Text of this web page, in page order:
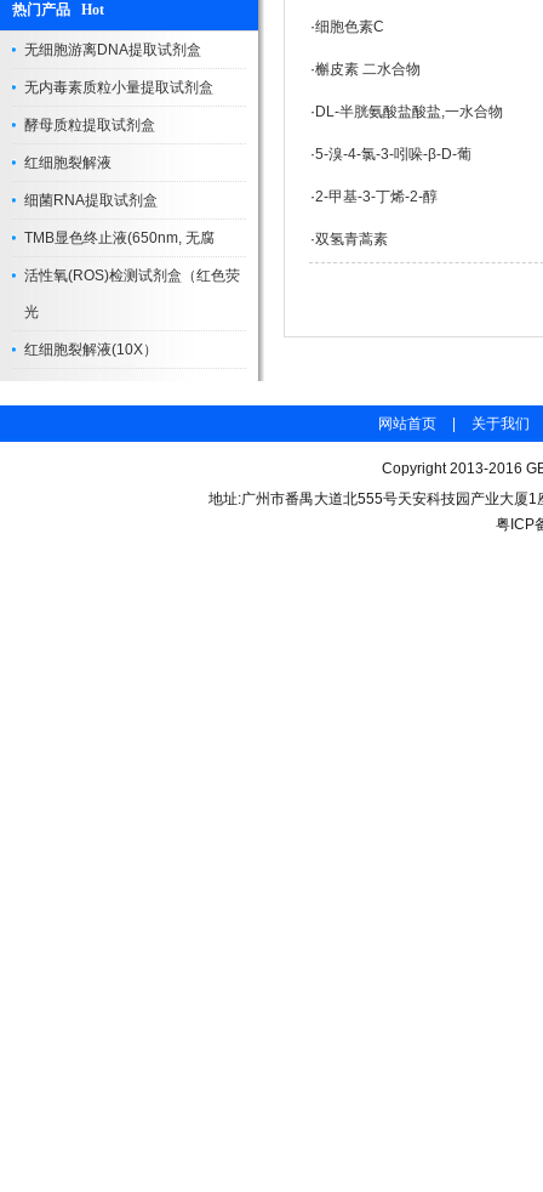
热门产品 Hot
无细胞游离DNA提取试剂盒
无内毒素质粒小量提取试剂盒
酵母质粒提取试剂盒
红细胞裂解液
细菌RNA提取试剂盒
TMB显色终止液(650nm, 无腐
活性氧(ROS)检测试剂盒（红色荧
光
红细胞裂解液(10X）
·细胞色素C
·槲皮素 二水合物
· DL-半胱氨酸盐酸盐,一水合物
·5-溴-4-氯-3-吲哚-β-D-葡
·2-甲基-3-丁烯-2-醇
·双氢青蒿素
网站首页 关于我们
Copyright 2013-2016
地址:广州市番禺大道北555号天安科技园产业大厦
粤ICP